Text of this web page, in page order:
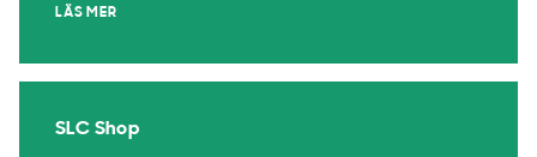
LÄS MER
SLC Shop